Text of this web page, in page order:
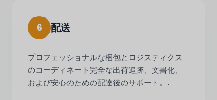
6 配送
プロフェッショナルな梱包とロジスティクス
のコーディネート完全な出荷追跡、文書化、
および安心のための配達後のサポート。.